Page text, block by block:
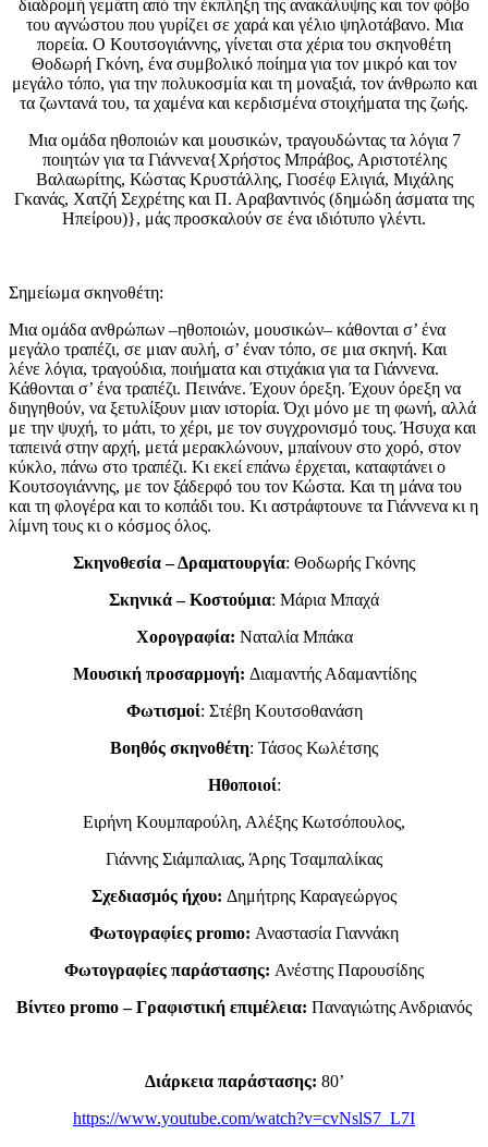
διαδρομή γεμάτη από την έκπληξη της ανακάλυψης και τον φόβο
του αγνώστου που γυρίζει σε χαρά και γέλιο ψηλοτάβανο. Μια
πορεία. Ο Κουτσογιάννης, γίνεται στα χέρια του σκηνοθέτη
Θοδωρή Γκόνη, ένα συμβολικό ποίημα για τον μικρό και τον
μεγάλο τόπο, για την πολυκοσμία και τη μοναξιά, τον άνθρωπο και
τα ζωντανά του, τα χαμένα και κερδισμένα στοιχήματα της ζωής.
Μια ομάδα ηθοποιών και μουσικών, τραγουδώντας τα λόγια 7
ποιητών για τα Γιάννενα{Χρήστος Μπράβος, Αριστοτέλης
Βαλαωρίτης, Κώστας Κρυστάλλης, Γιοσέφ Ελιγιά, Μιχάλης
Γκανάς, Χατζή Σεχρέτης και Π. Αραβαντινός (δημώδη άσματα της
Ηπείρου)}, μάς προσκαλούν σε ένα ιδιότυπο γλέντι.
Σημείωμα σκηνοθέτη:
Μια ομάδα ανθρώπων –ηθοποιών, μουσικών– κάθονται σ’ ένα
μεγάλο τραπέζι, σε μιαν αυλή, σ’ έναν τόπο, σε μια σκηνή. Και
λένε λόγια, τραγούδια, ποιήματα και στιχάκια για τα Γιάννενα.
Κάθονται σ’ ένα τραπέζι. Πεινάνε. Έχουν όρεξη. Έχουν όρεξη να
διηγηθούν, να ξετυλίξουν μιαν ιστορία. Όχι μόνο με τη φωνή, αλλά
με την ψυχή, το μάτι, το χέρι, με τον συγχρονισμό τους. Ήσυχα και
ταπεινά στην αρχή, μετά μερακλώνουν, μπαίνουν στο χορό, στον
κύκλο, πάνω στο τραπέζι. Κι εκεί επάνω έρχεται, καταφτάνει ο
Κουτσογιάννης, με τον ξάδερφό του τον Κώστα. Και τη μάνα του
και τη φλογέρα και το κοπάδι του. Κι αστράφτουνε τα Γιάννενα κι η
λίμνη τους κι ο κόσμος όλος.
Σκηνοθεσία – Δραματουργία: Θοδωρής Γκόνης
Σκηνικά – Κοστούμια: Μάρια Μπαχά
Χορογραφία: Ναταλία Μπάκα
Μουσική προσαρμογή: Διαμαντής Αδαμαντίδης
Φωτισμοί: Στέβη Κουτσοθανάση
Βοηθός σκηνοθέτη: Τάσος Κωλέτσης
Ηθοποιοί:
Ειρήνη Κουμπαρούλη, Αλέξης Κωτσόπουλος,
Γιάννης Σιάμπαλιας, Άρης Τσαμπαλίκας
Σχεδιασμός ήχου: Δημήτρης Καραγεώργος
Φωτογραφίες promo: Αναστασία Γιαννάκη
Φωτογραφίες παράστασης: Ανέστης Παρουσίδης
Bίντεο promo– Γραφιστική επιμέλεια: Παναγιώτης Ανδριανός
Διάρκεια παράστασης: 80’
https://www.youtube.com/watch?v=cvNslS7_L7I